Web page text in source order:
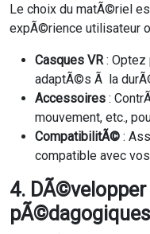
Le choix du matÃ©riel
expÃ©rience utilisateur
Casques VR :
adaptÃ©s Ã la
Accessoires :
mouvement, etc.,
CompatibilitÃ© :
compatible avec vos
4.